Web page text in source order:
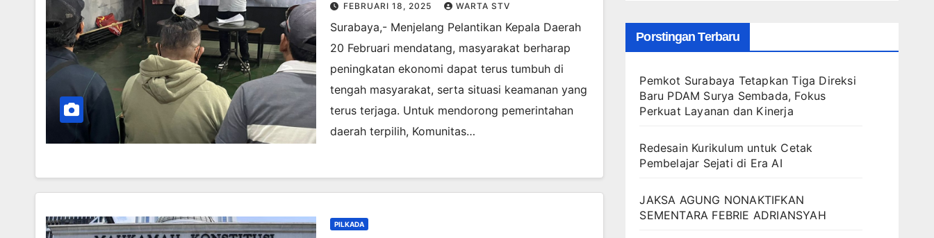
FEBRUARI 18, 2025 WARTA STV
Surabaya,- Menjelang Pelantikan Kepala Daerah
20 Februari mendatang, masyarakat berharap
peningkatan ekonomi dapat terus tumbuh di
tengah masyarakat, serta situasi keamanan yang
terus terjaga. Untuk mendorong pemerintahan
daerah terpilih, Komunitas…
PILKADA
Porstingan Terbaru
Pemkot Surabaya Tetapkan Tiga Direksi
Baru PDAM Surya Sembada, Fokus
Perkuat Layanan dan Kinerja
Redesain Kurikulum untuk Cetak
Pembelajar Sejati di Era AI
JAKSA AGUNG NONAKTIFKAN
SEMENTARA FEBRIE ADRIANSYAH